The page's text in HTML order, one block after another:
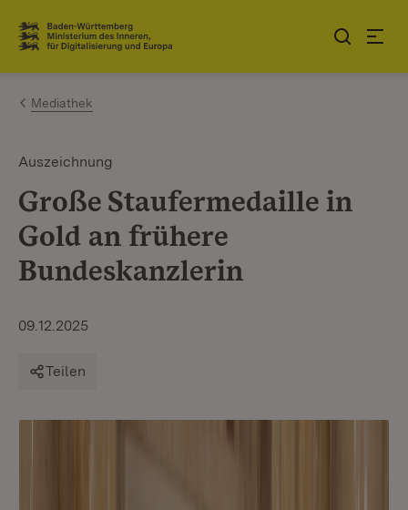
Zum Inhalt springen
Link zur Startseite
Mediathek
Auszeichnung
Große Staufermedaille in
Gold an frühere
Bundeskanzlerin
09.12.2025
Teilen